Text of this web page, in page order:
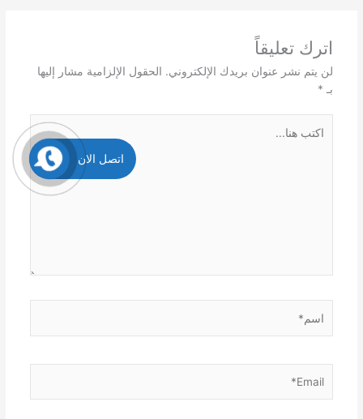
اترك تعليقاً
لن يتم نشر عنوان بريدك الإلكتروني. الحقول الإلزامية مشار إليها
بـ *
هنا...
اتصل الان